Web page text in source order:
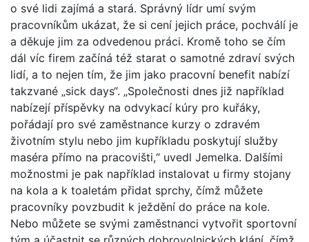
o své lidi zajímá a stará. Správný lídr umí svým
pracovníkům ukázat, že si cení jejich práce, pochválí je
a děkuje jim za odvedenou práci. Kromě toho se čím
dál víc firem začíná též starat o samotné zdraví svých
lidí, a to nejen tím, že jim jako pracovní benefit nabízí
takzvané „sick days“. „Společnosti dnes již například
nabízejí příspěvky na odvykací kúry pro kuřáky,
pořádají pro své zaměstnance kurzy o zdravém
životním stylu nebo jim kupříkladu poskytují služby
maséra přímo na pracovišti,“ uvedl Jemelka. Dalšími
možnostmi je pak například instalovat u firmy stojany
na kola a k toaletám přidat sprchy, čímž můžete
pracovníky povzbudit k ježdění do práce na kole.
Nebo můžete se svými zaměstnanci vytvořit sportovní